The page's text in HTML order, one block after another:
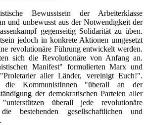
Bewusstsein der Arbeiterklasse
und unbewusst aus der Notwendigkeit der
gegenseitig Solidarität zu üben.
jedoch in konkrete Aktionen umgesetzt
revolutionäre Führung entwickelt werden.
sich die Revolutionäre von Anfang an.
Manifest" formulierten Marx und
aller Länder, vereinigt Euch!".
die KommunistInnen "überall an der
der demokratischen Parteien aller
überall jede revolutionäre
bestehenden gesellschaftlichen und